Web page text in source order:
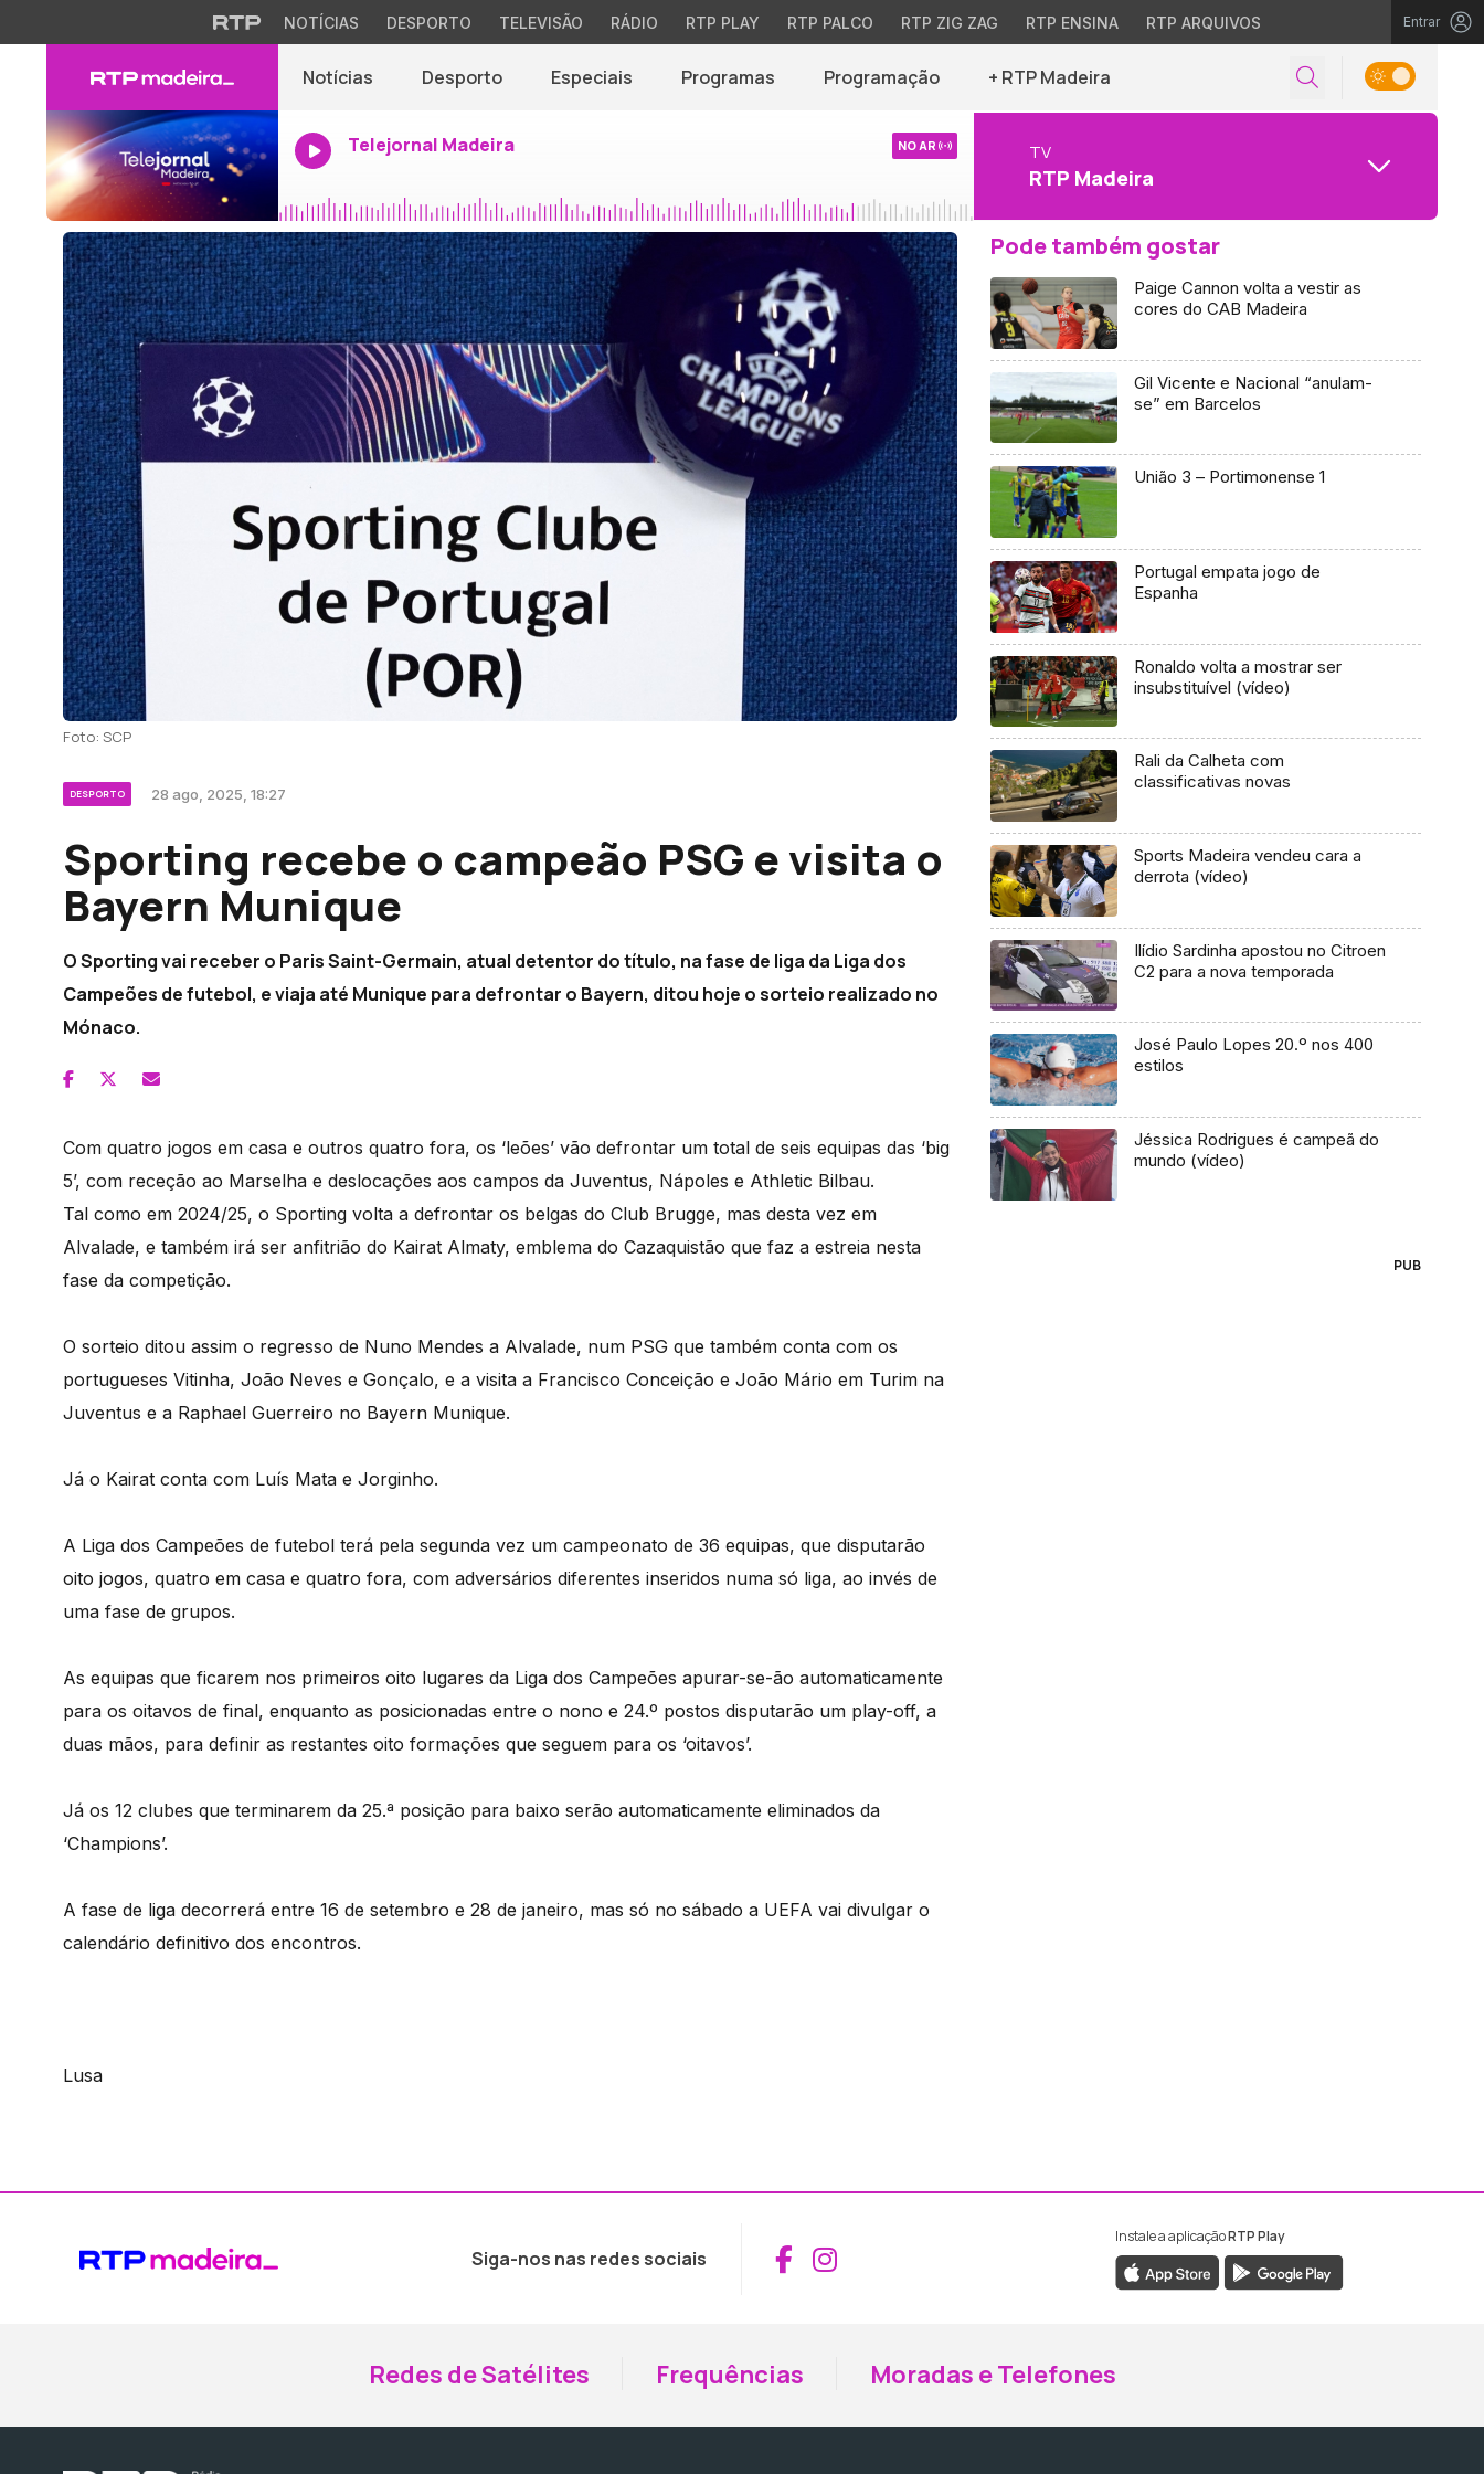
NOTÍCIAS DESPORTO TELEVISÃO RÁDIO RTP PLAY RTP PALCO RTP ZIG ZAG RTP ENSINA RTP ARQUIVOS Entrar
Notícias Desporto Especiais Programas Programação + RTP Madeira
Telejornal Madeira NO AR TV
RTP Madeira
Foto: SCP
DESPORTO 28 ago, 2025, 18:27
Sporting recebe o campeão PSG e visita o
Bayern Munique
O Sporting vai receber o Paris Saint-Germain, atual detentor do título, na fase de liga da Liga dos
Campeões de futebol, e viaja até Munique para defrontar o Bayern, ditou hoje o sorteio realizado no
Mónaco.
Com quatro jogos em casa e outros quatro fora, os ‘leões’ vão defrontar um total de seis equipas das ‘big
5’, com receção ao Marselha e deslocações aos campos da Juventus, Nápoles e Athletic Bilbau.
Tal como em 2024/25, o Sporting volta a defrontar os belgas do Club Brugge, mas desta vez em
Alvalade, e também irá ser anfitrião do Kairat Almaty, emblema do Cazaquistão que faz a estreia nesta
fase da competição.
O sorteio ditou assim o regresso de Nuno Mendes a Alvalade, num PSG que também conta com os
portugueses Vitinha, João Neves e Gonçalo, e a visita a Francisco Conceição e João Mário em Turim na
Juventus e a Raphael Guerreiro no Bayern Munique.
Já o Kairat conta com Luís Mata e Jorginho.
A Liga dos Campeões de futebol terá pela segunda vez um campeonato de 36 equipas, que disputarão
oito jogos, quatro em casa e quatro fora, com adversários diferentes inseridos numa só liga, ao invés de
uma fase de grupos.
As equipas que ficarem nos primeiros oito lugares da Liga dos Campeões apurar-se-ão automaticamente
para os oitavos de final, enquanto as posicionadas entre o nono e 24.º postos disputarão um play-off, a
duas mãos, para definir as restantes oito formações que seguem para os ‘oitavos’.
Já os 12 clubes que terminarem da 25.ª posição para baixo serão automaticamente eliminados da
‘Champions’.
A fase de liga decorrerá entre 16 de setembro e 28 de janeiro, mas só no sábado a UEFA vai divulgar o
calendário definitivo dos encontros.
Lusa
Pode também gostar
Paige Cannon volta a vestir as
cores do CAB Madeira
Gil Vicente e Nacional “anulam-
se” em Barcelos
União 3 – Portimonense 1
Portugal empata jogo de
Espanha
Ronaldo volta a mostrar ser
insubstituível (vídeo)
Rali da Calheta com
classificativas novas
Sports Madeira vendeu cara a
derrota (vídeo)
Ilídio Sardinha apostou no Citroen
C2 para a nova temporada
José Paulo Lopes 20.º nos 400
estilos
Jéssica Rodrigues é campeã do
mundo (vídeo)
PUB
Siga-nos nas redes sociais Aceder ao Facebook da RTP Madeira
Aceder ao Instagram da RTP Madeira
Instale a aplicaçãoRTP Play
Redes de Satélites Frequências Moradas e Telefones